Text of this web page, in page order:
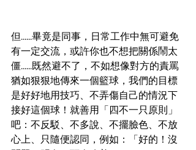
但......畢竟是同事，日常工作中無可避免
有一定交流，或許你也不想把關係鬧太
僵......既然避不了，不如想像對方的責罵
猶如狠狠地傳來一個籃球，我們的目標
是好好地用技巧、不弄傷自己的情況下
接好這個球！就善用「四不一只原則」
吧：不反駁、不多說、不擺臉色、不放
心上、只隨便認同，例如：「好的！沒